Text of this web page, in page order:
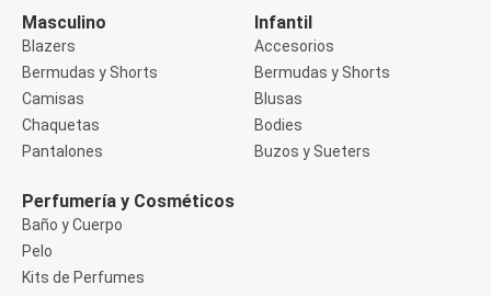
Bermudas y Shorts
Blusas y Remeras
Chaquetas y Sacos
Musculosa
Pantalones
Tops
Jeans
Lencería
Portaligas
Corset y Camisetes
Medias
Modeladores y Reductores
Plus Size
Masculino
Blazers
Bermudas y Shorts
Camisas
Chaquetas
Pantalones
Infantil
Accesorios
Bermudas y Shorts
Blusas
Bodies
Buzos y Sueters
Perfumería y Cosméticos
Baño y Cuerpo
Pelo
Kits de Perfumes